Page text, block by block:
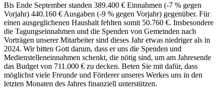
Bis Ende September standen 389.400 € Einnahmen (-7 % gegen
Vorjahr) 440.160 € Ausgaben (-9 % gegen Vorjahr) gegenüber. Für
einen ausgeglichenen Haushalt fehlten somit 50.760 €. Insbesondere
die Tagungseinnahmen und die Spenden von Gemeinden nach
Vorträgen unserer Mitarbeiter sind dieses Jahr etwas niedriger als in
2024. Wir bitten Gott darum, dass er uns die Spenden und
Medienstelleneinnahmen schenkt, die nötig sind, um am Jahresende
das Budget von 711.000 € zu decken. Beten Sie mit dafür, dass
möglichst viele Freunde und Förderer unseres Werkes uns in den
letzten Monaten des Jahres finanziell unterstützen.